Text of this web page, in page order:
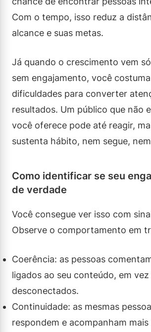
Com o tempo, isso reduz a
alcance e suas metas.
Já quando o crescimento vem
sem engajamento, você
dificuldades para converter
resultados. Um público que não
você oferece pode até reagir,
sustenta hábito, nem segue,
Como identificar se seu
de verdade
Você consegue ver isso com
Observe o comportamento em
Coerência: as pessoas
ligados ao seu conteúdo, em
desconectados.
Continuidade: as mesmas
respondem e acompanham